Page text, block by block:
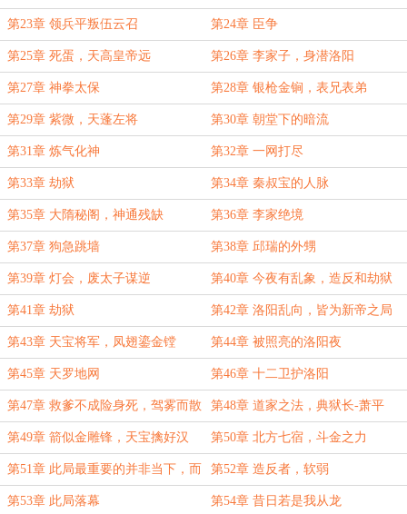
第23章 领兵平叛伍云召 第24章 臣争
第25章 死蛋，天高皇帝远 第26章 李家子，身潜洛阳
第27章 神拳太保 第28章 银枪金锏，表兄表弟
第29章 紫微，天蓬左将 第30章 朝堂下的暗流
第31章 炼气化神 第32章 一网打尽
第33章 劫狱 第34章 秦叔宝的人脉
第35章 大隋秘阁，神通残缺 第36章 李家绝境
第37章 狗急跳墙 第38章 邱瑞的外甥
第39章 灯会，废太子谋逆 第40章 今夜有乱象，造反和劫狱
第41章 劫狱 第42章 洛阳乱向，皆为新帝之局
第43章 天宝将军，凤翅鎏金镗 第44章 被照亮的洛阳夜
第45章 天罗地网 第46章 十二卫护洛阳
第47章 救爹不成险身死，驾雾而散 第48章 道家之法，典狱长-萧平
第49章 箭似金雕锋，天宝擒好汉 第50章 北方七宿，斗金之力
第51章 此局最重要的并非当下，而
是余波
第52章 造反者，软弱
第53章 此局落幕 第54章 昔日若是我从龙